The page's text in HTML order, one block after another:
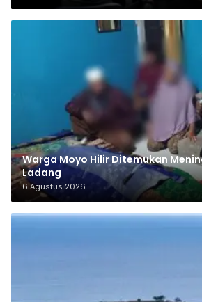
Warga Moyo Hilir Ditemukan
Ladang
6 Agustus 2026